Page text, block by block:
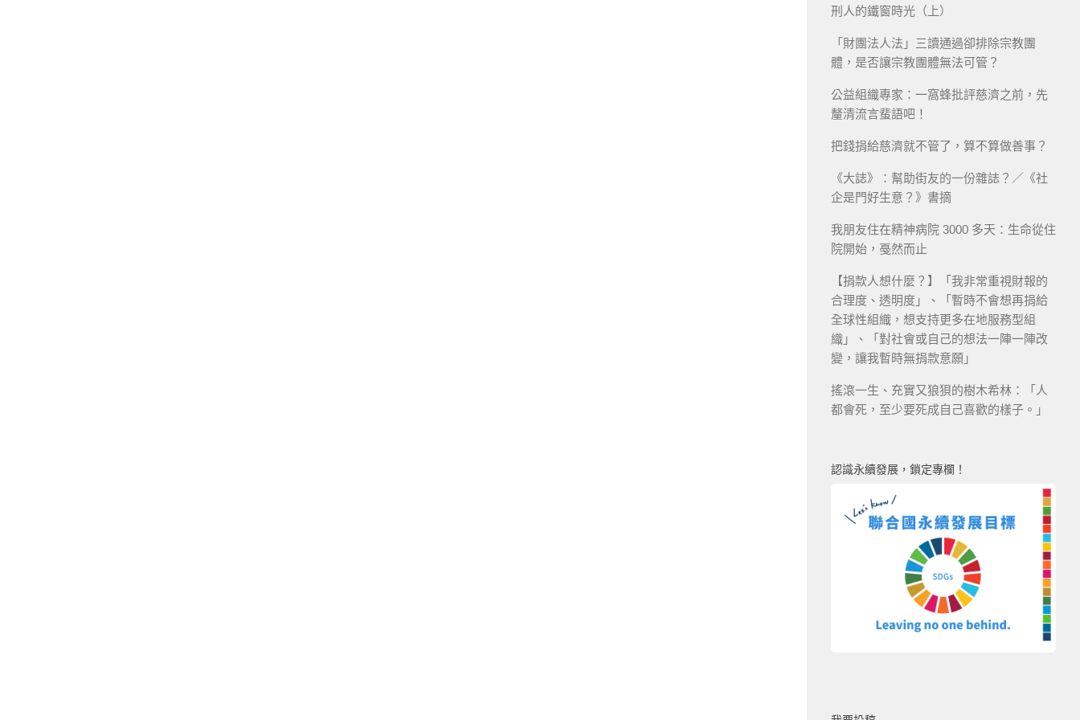
刑人的鐵窗時光（上）
「財團法人法」三讀通過卻排除宗教團
體，是否讓宗教團體無法可管？
公益組織專家：一窩蜂批評慈濟之前，先
釐清流言蜚語吧！
把錢捐給慈濟就不管了，算不算做善事？
《大誌》：幫助街友的一份雜誌？／《社
企是門好生意？》書摘
我朋友住在精神病院 3000 多天：生命從住
院開始，戞然而止
【捐款人想什麼？】「我非常重視財報的
合理度、透明度」、「暫時不會想再捐給
全球性組織，想支持更多在地服務型組
織」、「對社會或自己的想法一陣一陣改
變，讓我暫時無捐款意願」
搖滾一生、充實又狼狽的樹木希林：「人
都會死，至少要死成自己喜歡的樣子。」
認識永續發展，鎖定專欄！